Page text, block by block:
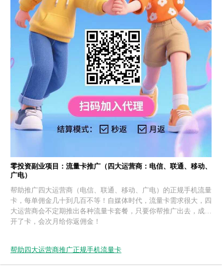
零投资副业项目：流量卡推广（四大运营商：电信、联通、移动、
广电）
帮助推广四大运营商（电信、联通、移动、广电）的正规手机流量
卡，每单佣金几十到几百不等！自媒体时代，流量卡需求很大，四
大运营商会不定期推出各种流量卡套餐，只要你帮推广出去，成功
开了卡，会次月给你返佣金！
帮助四大运营商推广正规手机流量卡